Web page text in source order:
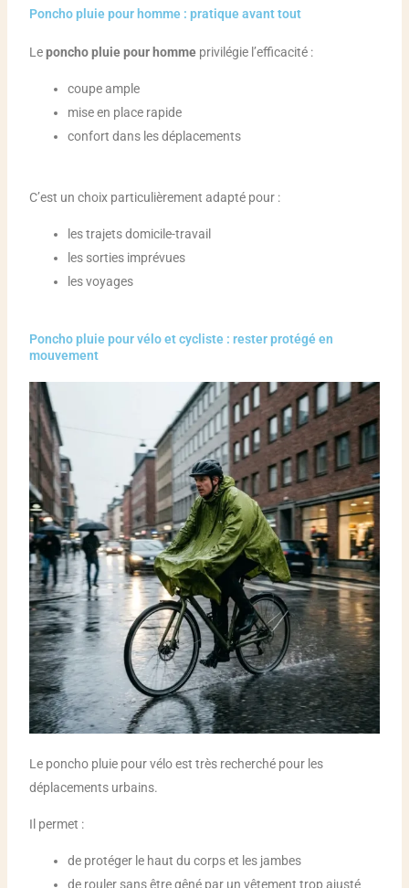
Poncho pluie pour homme : pratique avant tout
Leponcho pluie pour hommeprivilégie l’efficacité :
coupe ample
mise en place rapide
confort dans les déplacements
C’est un choix particulièrement adapté pour :
les trajets domicile-travail
les sorties imprévues
les voyages
Poncho pluie pour vélo et cycliste : rester protégé en
mouvement
Le poncho pluie pour vélo est très recherché pour les
déplacements urbains.
Il permet :
de protéger le haut du corps et les jambes
de rouler sans être gêné par un vêtement trop ajusté